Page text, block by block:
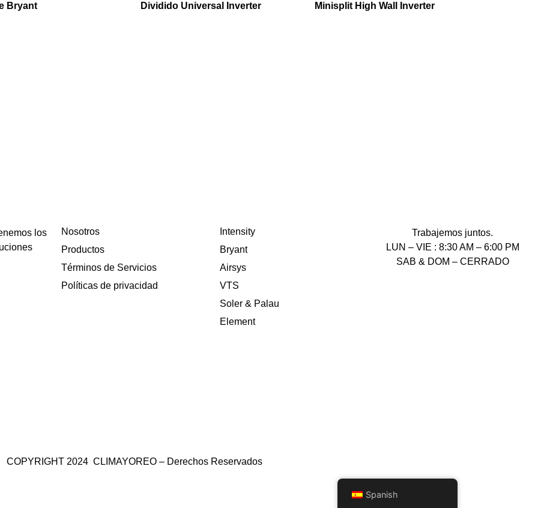
Bryant Dividido Universal Inverter Minisplit High Wall Inverter
los
Nosotros
Productos
Términos de Servicios
Políticas de privacidad
Intensity
Bryant
Airsys
VTS
Soler & Palau
Element
Trabajemos juntos.
LUN – VIE : 8:30 AM – 6:00 PM
SAB & DOM – CERRADO
COPYRIGHT 2024 CLIMAYOREO – Derechos Reservados
Spanish